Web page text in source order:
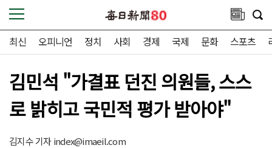
최신 오피니언 정치 사회 경제 국제 문화 스포츠
김민석 "가결표 던진 의원들, 스스
로 밝히고 국민적 평가 받아야"
김지수 기자index@imaeil.com